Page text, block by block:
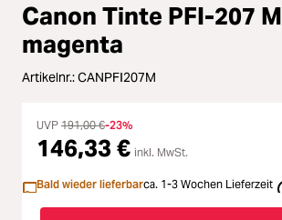
Loading...
Licht & Studio
Loading...
Bildbearbeitung
Loading...
Ferngläser
Loading...
Second Hand
Canon Tinte PFI-207 M
magenta
Artikelnr.:CANPFI207M
UVP 191,00 €-23%
146,33 € inkl. MwSt.
Bald wieder lieferbarca. 1-3 Wochen Lieferzeit